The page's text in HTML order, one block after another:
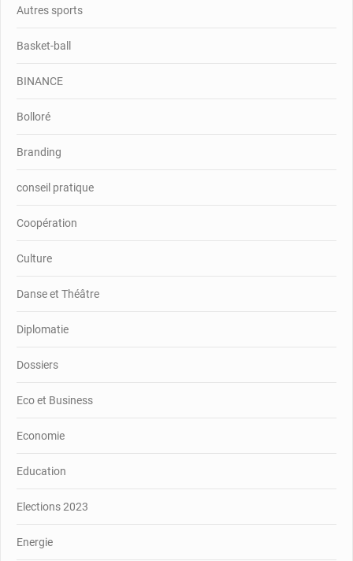
Autres sports
Basket-ball
BINANCE
Bolloré
Branding
conseil pratique
Coopération
Culture
Danse et Théâtre
Diplomatie
Dossiers
Eco et Business
Economie
Education
Elections 2023
Energie